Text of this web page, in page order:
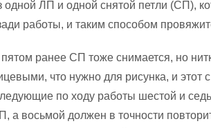
одной ЛП и одной снятой петли (СП),
работы, и таким способом
ранее СП тоже снимается, но
что нужно для рисунка, и этот
по ходу работы шестой и
а восьмой должен в точности